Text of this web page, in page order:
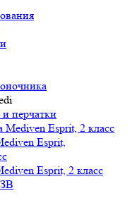
перчатки
Mediven Esprit, 2 класс
Esprit,
Esprit, 2 класс